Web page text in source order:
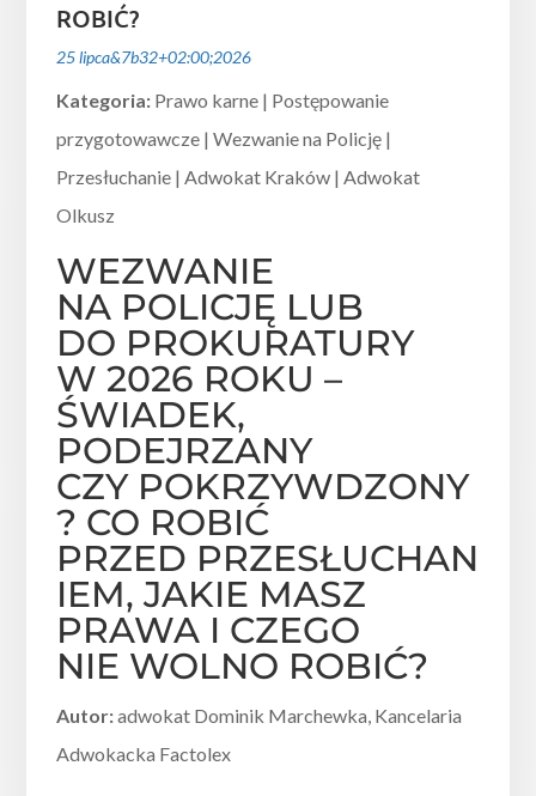
ROBIĆ?
25 lipca&7b32+02:00;2026
Kategoria: Prawo karne | Postępowanie
przygotowawcze | Wezwanie na Policję |
Przesłuchanie | Adwokat Kraków | Adwokat
Olkusz
WEZWANIE
NA POLICJĘ LUB
DO PROKURATURY
W 2026 ROKU –
ŚWIADEK,
PODEJRZANY
CZY POKRZYWDZONY
? CO ROBIĆ
PRZED PRZESŁUCHAN
IEM, JAKIE MASZ
PRAWA I CZEGO
NIE WOLNO ROBIĆ?
Autor:adwokat Dominik Marchewka, Kancelaria
Adwokacka Factolex